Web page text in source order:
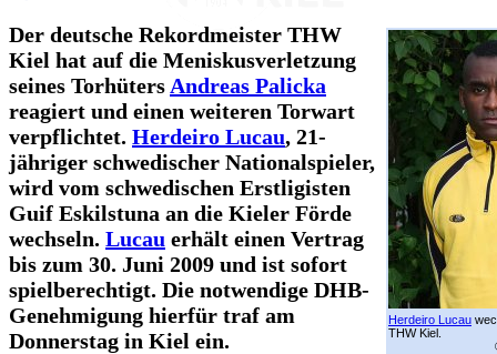
Herdeiro Lucau
THW Kiel.
Der deutsche Rekordmeister THW
Kiel hat auf die Meniskusverletzung
seines Torhüters Andreas Palicka
reagiert und einen weiteren Torwart
verpflichtet. Herdeiro Lucau, 21-
jähriger schwedischer Nationalspieler,
wird vom schwedischen Erstligisten
Guif Eskilstuna an die Kieler Förde
wechseln. Lucau erhält einen Vertrag
bis zum 30. Juni 2009 und ist sofort
spielberechtigt. Die notwendige DHB-
Genehmigung hierfür traf am
Donnerstag in Kiel ein.